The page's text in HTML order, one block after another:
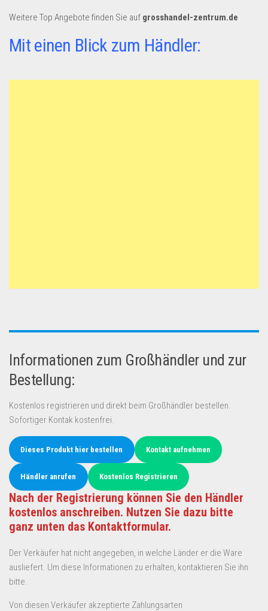
Weitere Top Angebote finden Sie auf grosshandel-zentrum.de
Mit einen Blick zum Händler:
Informationen zum Großhändler und zur
Bestellung:
Kostenlos registrieren und direkt beim Großhändler bestellen.
Sofortiger Kontak kostenfrei.
Dieses Produkt hier bestellen Kontakt aufnehmen
Händler anrufen Kostenlos Registrieren
Nach der Registrierung können Sie den Händler
kostenlos anschreiben. Nutzen Sie dazu bitte
ganz unten das Kontaktformular.
Der Verkäufer hat nicht angegeben, in welche Länder er die Ware
ausliefert. Um diese Informationen zu erhalten, kontaktieren Sie ihn
bitte.
Von diesen Verkäufer akzeptierte Zahlungsarten